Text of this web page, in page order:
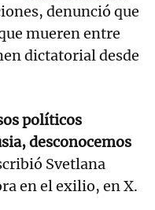
denunció que
mueren entre
dictatorial desde
políticos
desconocemos
Svetlana
en el exilio, en X.